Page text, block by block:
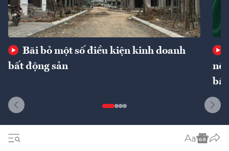
Bãi bỏ một số điều kiện kinh doanh
bất động sản